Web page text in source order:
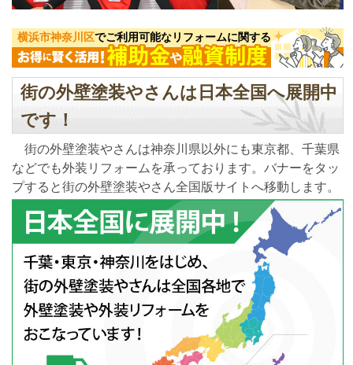
横浜市神奈川区でご利用可能なリフォームに関する
街の外壁塗装やさんは日本全国へ展開中
です！
街の外壁塗装やさんは神奈川県以外にも東京都、千葉県
などでも外装リフォームを承っております。バナーをタッ
プすると街の外壁塗装やさん全国版サイトへ移動します。